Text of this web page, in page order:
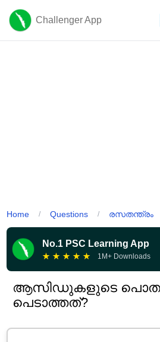
Challenger App
Home / Questions / രസതന്ത്രം
No.1 PSC Learning App
★ ★ ★ ★ ★ 1M+ Downloads
ആസിഡുകളുടെ
പെടാത്തത്?